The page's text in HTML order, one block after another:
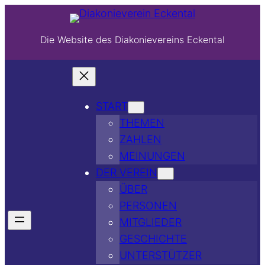
Die Website des Diakonievereins Eckental
START
THEMEN
ZAHLEN
MEINUNGEN
DER VEREIN
ÜBER
PERSONEN
MITGLIEDER
GESCHICHTE
UNTERSTÜTZER